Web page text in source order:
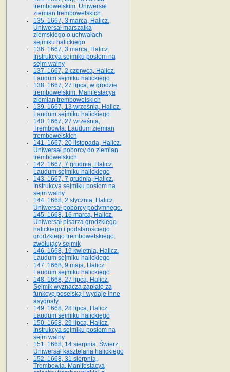
trembowelskim. Uniwersał
ziemian trembowelskich
135. 1667, 3 marca, Halicz.
Uniwersał marszałka
ziemskiego o uchwałach
sejmiku halickiego
136. 1667, 3 marca, Halicz.
Instrukcya sejmiku posłom na
sejm walny
137. 1667, 2 czerwca, Halicz.
Laudum sejmiku halickiego
138. 1667, 27 lipca, w grodzie
trembowelskim. Manifestacya
ziemian trembowelskich
139. 1667, 13 września, Halicz.
Laudum sejmiku halickiego
140. 1667, 27 września,
Trembowla. Laudum ziemian
trembowelskich
141. 1667, 20 listopada, Halicz.
Uniwersał poborcy do ziemian
trembowelskich
142. 1667, 7 grudnia, Halicz.
Laudum sejmiku halickiego
143. 1667, 7 grudnia, Halicz.
Instrukcya sejmiku posłom na
sejm walny
144. 1668, 2 stycznia, Halicz.
Uniwersał poborcy podymnego.
145. 1668, 16 marca, Halicz.
Uniwersał pisarza grodzkiego
halickiego i podstarościego
grodzkiego trembowelskiego,
zwołujący sejmik
146. 1668, 19 kwietnia, Halicz.
Laudum sejmiku halickiego
147. 1668, 9 maja, Halicz.
Laudum sejmiku halickiego
148. 1668, 27 lipca, Halicz.
Sejmik wyznacza zapłatę za
funkcyę poselską i wydaje inne
asygnaty
149. 1668, 28 lipca, Halicz.
Laudum sejmiku halickiego
150. 1668, 29 lipca, Halicz.
Instrukcya sejmiku posłom na
sejm walny
151. 1668, 14 sierpnia, Świerz.
Uniwersał kasztelana halickiego
152. 1668, 31 sierpnia,
Trembowla. Manifestacya